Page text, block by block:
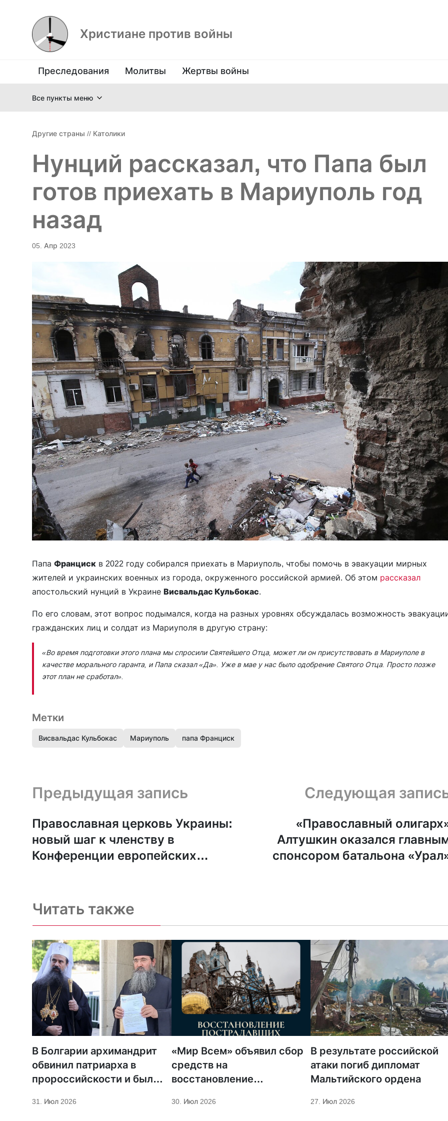
Христиане против войны
Преследования Молитвы Жертвы войны
Все пункты меню
Другие страны // Католики
Нунций рассказал, что Папа был
готов приехать в Мариуполь год
назад
05. Апр 2023
Папа Франциск в 2022 году собирался приехать в Мариуполь, чтобы помочь в эвакуации мирных
жителей и украинских военных из города, окруженного российской армией. Об этом рассказал
апостольский нунций в Украине Висвальдас Кульбокас.
По его словам, этот вопрос подымался, когда на разных уровнях обсуждалась возможность
гражданских лиц и солдат из Мариуполя в другую страну:
«Во время подготовки этого плана мы спросили Святейшего Отца, может ли он присутствовать в Мариуполе в
качестве морального гаранта, и Папа сказал «Да». Уже в мае у нас было одобрение Святого Отца. Просто позже
этот план не сработал».
Метки
Висвальдас Кульбокас Мариуполь папа Франциск
Предыдущая запись и следующая запись
Предыдущая запись
Православная церковь Украины:
новый шаг к членству в
Конференции европейских
Следующая
«Православный
Алтушкин оказался
спонсором батальона
Читать также
В Болгарии архимандрит
обвинил патриарха в
пророссийскости и был
31. Июл 2026
«Мир Всем» объявил сбор
средств на
восстановление
молитвенных домов в
30. Июл 2026
В результате российской
атаки погиб дипломат
Мальтийского ордена
27. Июл 2026